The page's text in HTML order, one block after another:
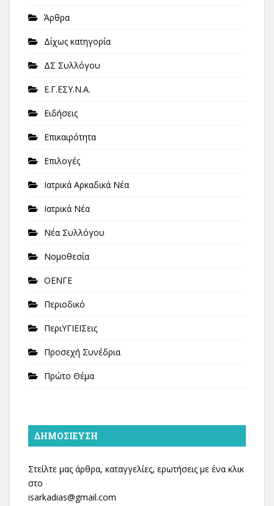
Άρθρα
Δίχως κατηγορία
ΔΣ Συλλόγου
Ε.Γ.ΕΣΥ.Ν.Α.
Ειδήσεις
Επικαιρότητα
Επιλογές
Ιατρικά Αρκαδικά Νέα
Ιατρικά Νέα
Νέα Συλλόγου
Νομοθεσία
ΟΕΝΓΕ
Περιοδικό
ΠεριΥΓΙΕΙΣεις
Προσεχή Συνέδρια
Πρώτο Θέμα
ΔΗΜΟΣΊΕΥΣΗ
Στείλτε μας άρθρα, καταγγελίες, ερωτήσεις με ένα κλικ
στο
isarkadias@gmail.com